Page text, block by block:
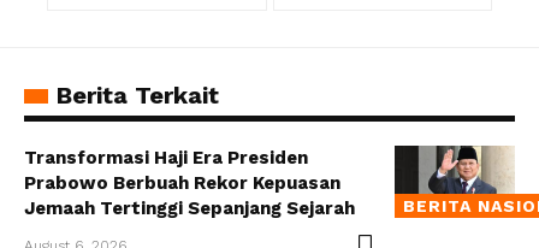
Berita Terkait
BERITA
Transformasi Haji Era Presiden
Prabowo Berbuah Rekor Kepuasan
Jemaah Tertinggi Sepanjang Sejarah